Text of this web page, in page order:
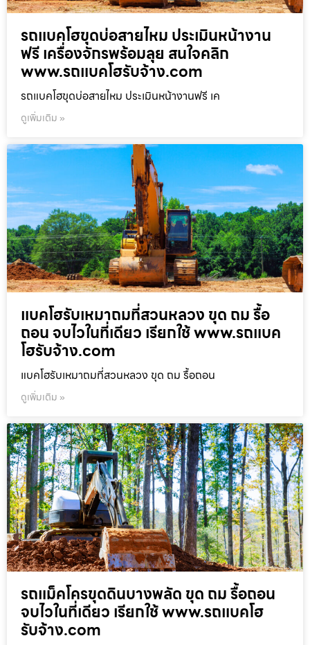
รถแบคโฮขุดบ่อสายไหม ประเมินหน้างาน
ฟรี เครื่องจักรพร้อมลุย สนใจคลิก
www.รถแบคโฮรับจ้าง.com
รถแบคโฮขุดบ่อสายไหม ประเมินหน้างานฟรี เค
ดูเพิ่มเติม »
แบคโฮรับเหมาถมที่สวนหลวง ขุด ถม รื้อ
ถอน จบไวในที่เดียว เรียกใช้ www.รถแบค
โฮรับจ้าง.com
แบคโฮรับเหมาถมที่สวนหลวง ขุด ถม รื้อถอน
ดูเพิ่มเติม »
รถแม็คโครขุดดินบางพลัด ขุด ถม รื้อถอน
จบไวในที่เดียว เรียกใช้ www.รถแบคโฮ
รับจ้าง.com